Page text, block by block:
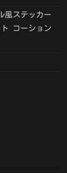
風ステッカー
コーション